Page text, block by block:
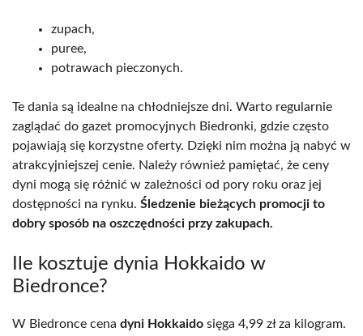
zupach,
puree,
potrawach pieczonych.
Te dania są idealne na chłodniejsze dni. Warto regularnie
zaglądać do gazet promocyjnych Biedronki, gdzie często
pojawiają się korzystne oferty. Dzięki nim można ją nabyć w
atrakcyjniejszej cenie. Należy również pamiętać, że ceny
dyni mogą się różnić w zależności od pory roku oraz jej
dostępności na rynku. Śledzenie bieżących promocji to
dobry sposób na oszczędności przy zakupach.
Ile kosztuje dynia Hokkaido w
Biedronce?
W Biedronce cena dyni Hokkaido sięga 4,99 zł za kilogram.